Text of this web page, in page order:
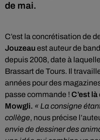
de mai.
C’est la concrétisation de
Jouzeauest auteur de
depuis 2008, date à
Brassart de Tours. Il
années pour des
passe commande ! C’est
Mowgli. « La consigne
collège, nous précise
envie de dessiner des